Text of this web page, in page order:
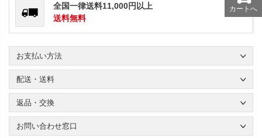
カートへ
全国一律送料11,000円以上
送料無料
お支払い方法
配送・送料
返品・交換
お問い合わせ窓口